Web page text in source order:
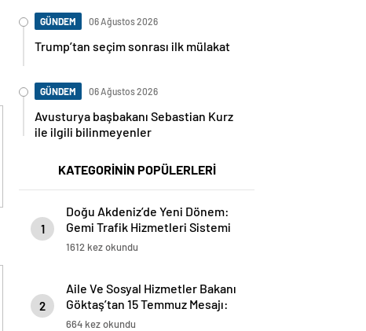
GÜNDEM 06 Ağustos 2026
Trump’tan seçim sonrası ilk mülakat
GÜNDEM 06 Ağustos 2026
Avusturya başbakanı Sebastian Kurz
ile ilgili bilinmeyenler
KATEGORİNİN POPÜLERLERİ
1
Doğu Akdeniz’de Yeni Dönem:
Gemi Trafik Hizmetleri Sistemi
20 Temmuz’da Devreye Giriyor
1612 kez okundu
2
Aile Ve Sosyal Hizmetler Bakanı
Göktaş’tan 15 Temmuz Mesajı:
Onların Hatırasını Yaşatmak
664 kez okundu